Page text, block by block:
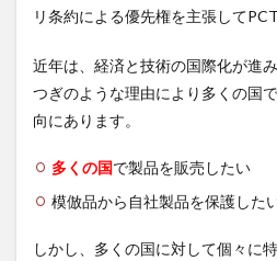
リ条約による優先権を主張して
近年は、経済と技術の国際化が進
つぎのような理由により多くの国
向にあります。
多くの国で製品を販売したい
模倣品から自社製品を保護した
しかし、多くの国に対して個々に